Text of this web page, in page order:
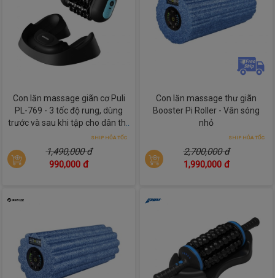
Con lăn massage giãn cơ Puli
PL-769 - 3 tốc độ rung, dùng
trước và sau khi tập cho dân thể
SHIP HỎA TỐC
1,490,000 đ
990,000 đ
Con lăn massage thư giãn
Booster Pi Roller - Vân sóng
nhỏ
SHIP HỎA TỐC
2,700,000 đ
1,990,000 đ